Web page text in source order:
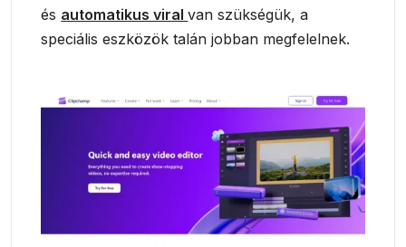
és automatikus viralvan szükségük, a
speciális eszközök talán jobban megfelelnek.